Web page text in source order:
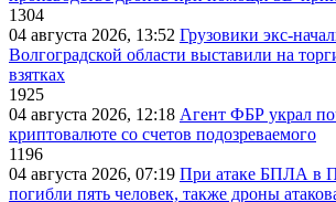
1304
04 августа 2026, 13:52 Грузовики экс-
Волгоградской области выставили на
взятках
1925
04 августа 2026, 12:18 Агент ФБР украл
криптовалюте со счетов подозреваемого
1196
04 августа 2026, 07:19 При атаке БПЛА в
погибли пять человек, также дроны